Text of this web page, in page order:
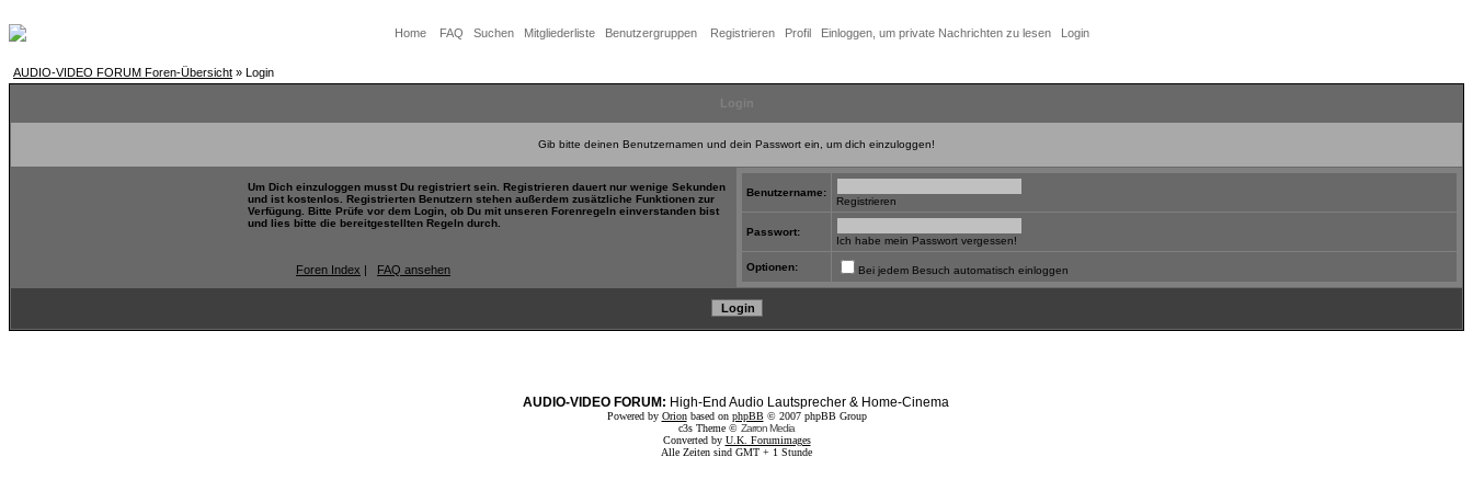
Home FAQ Suchen Mitgliederliste Benutzergruppen Registrieren Profil Einloggen, um private Nachrichten zu lesen Login
AUDIO-VIDEO FORUM Foren-Übersicht » Login
Gib bitte deinen Benutzernamen und dein Passwort ein, um dich einzuloggen!
Um Dich einzuloggen musst Du registriert sein. Registrieren dauert nur wenige Sekunden
und ist kostenlos. Registrierten Benutzern stehen außerdem zusätzliche Funktionen zur
Verfügung. Bitte Prüfe vor dem Login, ob Du mit unseren Forenregeln einverstanden bist
und lies bitte die bereitgestellten Regeln durch.
Foren Index | FAQ ansehen
Benutzername:
Registrieren
Passwort:
Ich habe mein Passwort vergessen!
Optionen: Bei jedem Besuch automatisch einloggen
AUDIO-VIDEO FORUM: High-End Audio Lautsprecher & Home-Cinema
Powered by Orionbased on phpBB© 2007 phpBB Group
c3s Theme © Zarron Media
Converted by U.K. Forumimages
Alle Zeiten sind GMT + 1 Stunde